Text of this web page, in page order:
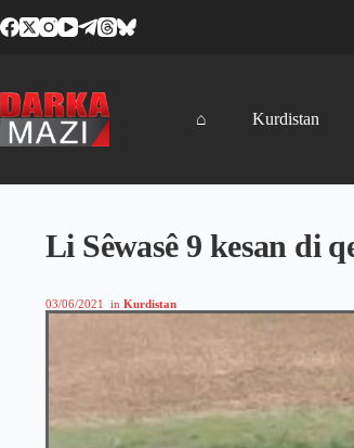
to
⌂ Kurdistan
Li Sêwasê 9 kesan di
03/06/2021 in Kurdistan